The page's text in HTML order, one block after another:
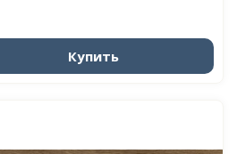
Купить